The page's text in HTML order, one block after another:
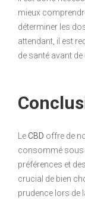
mieux
déterminer les
attendant, il est
de santé avant
LeCBD offre de
consommé sous
préférences et
crucial de bien
prudence lors de